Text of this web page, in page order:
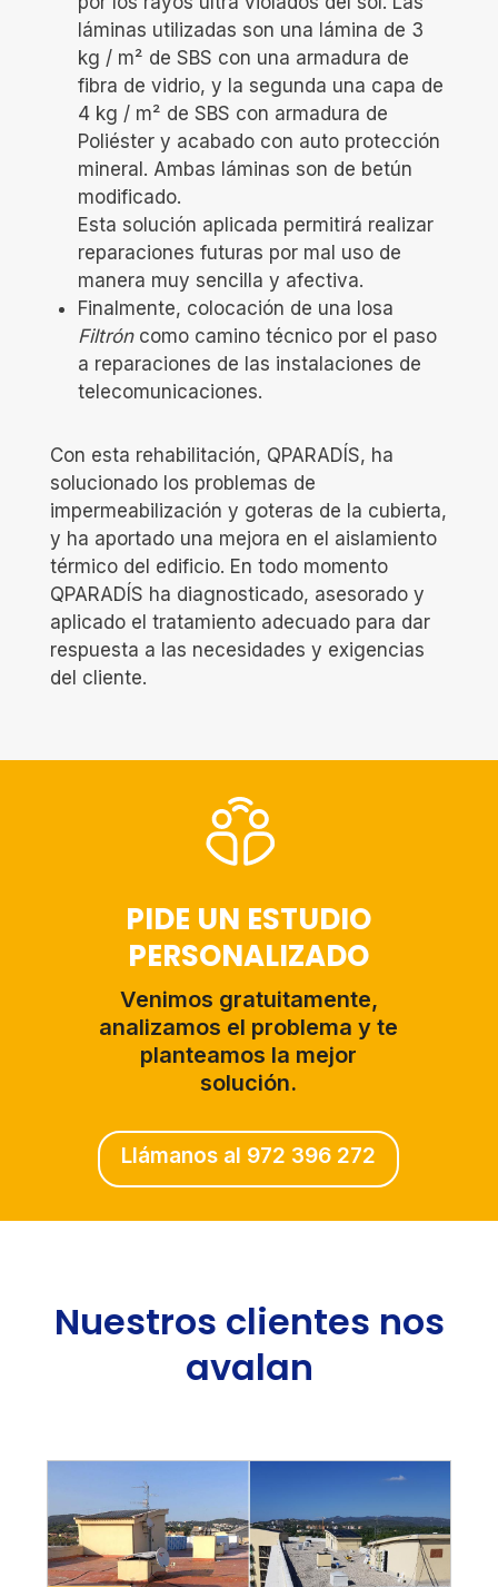
láminas utilizadas son una lámina de 3
kg / m² de SBS con una armadura de
fibra de vidrio, y la segunda una capa de
4 kg / m² de SBS con armadura de
Poliéster y acabado con auto protección
mineral. Ambas láminas son de betún
modificado.
Esta solución aplicada permitirá realizar
reparaciones futuras por mal uso de
manera muy sencilla y afectiva.
Finalmente, colocación de una losa
Filtróncomo camino técnico por el paso
a reparaciones de las instalaciones de
telecomunicaciones.
Con esta rehabilitación, QPARADÍS, ha
solucionado los problemas de
impermeabilización y goteras de la cubierta,
y ha aportado una mejora en el aislamiento
térmico del edificio. En todo momento
QPARADÍS ha diagnosticado, asesorado y
aplicado el tratamiento adecuado para dar
respuesta a las necesidades y exigencias
del cliente.
PIDE UN ESTUDIO
PERSONALIZADO
Venimos gratuitamente,
analizamos el problema y te
planteamos la mejor
solución.
Llámanos al 972 396 272
Nuestros clientes nos
avalan